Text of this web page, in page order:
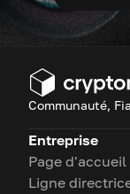
Communauté,
Entreprise
Page d'accueil
Ligne